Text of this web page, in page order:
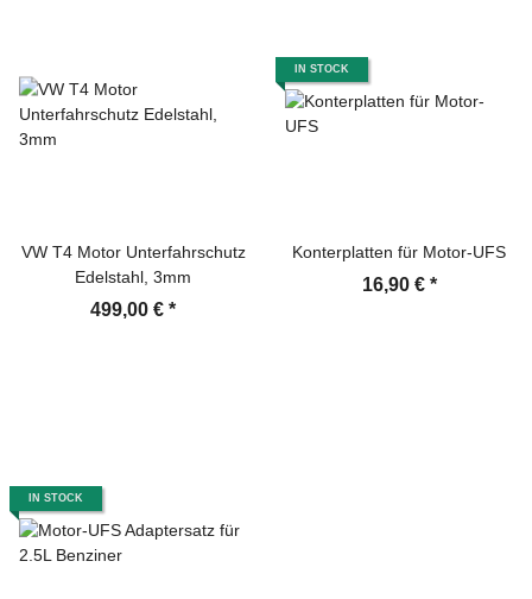
VW T4 Motor Unterfahrschutz
Edelstahl, 3mm
499,00 € *
IN STOCK
Konterplatten für Motor-UFS
16,90 € *
IN STOCK